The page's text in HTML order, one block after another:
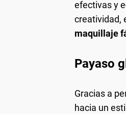
efectivas y
creatividad,
maquillaje
Payaso
Gracias a
hacia un